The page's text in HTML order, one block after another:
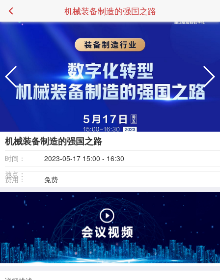
机械装备制造的强国之路
机械装备制造的强国之路
时间：
2023-05-17 15:00 - 16:30
地点：
费用： 免费